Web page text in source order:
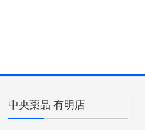
中央薬品 有明店